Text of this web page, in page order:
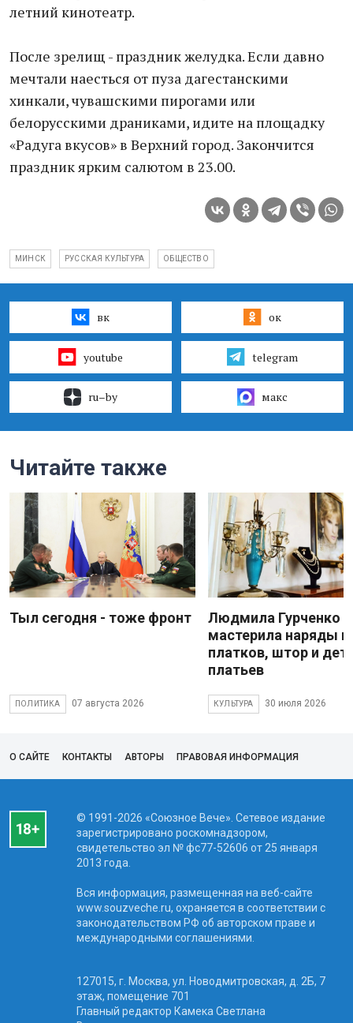
летний кинотеатр.
После зрелищ - праздник желудка. Если давно
мечтали наесться от пуза дагестанскими
хинкали, чувашскими пирогами или
белорусскими драниками, идите на площадку
«Радуга вкусов» в Верхний город. Закончится
праздник ярким салютом в 23.00.
МИНСК РУССКАЯ КУЛЬТУРА ОБЩЕСТВО
вк ок
youtube telegram
ru–by макс
Читайте также
Тыл сегодня - тоже фронт
ПОЛИТИКА 07 августа 2026
Людмила Гурченко
мастерила наряды
платков, штор и
платьев
КУЛЬТУРА 30 июля 2026
О САЙТЕ КОНТАКТЫ АВТОРЫ ПРАВОВАЯ ИНФОРМАЦИЯ
© 1991-2026 «Союзное Вече». Сетевое издание
зарегистрировано роскомнадзором,
свидетельство эл № фc77-52606 от 25 января
2013 года.
Вся информация, размещенная на веб-сайте
www.souzveche.ru, охраняется в соответствии с
законодательством РФ об авторском праве и
международными соглашениями.
127015, г. Москва, ул. Новодмитровская, д. 2Б, 7
этаж, помещение 701
Главный редактор Камека Светлана